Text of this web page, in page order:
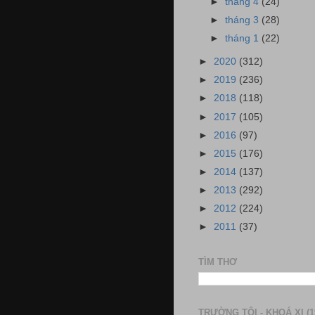
►tháng 3 (28)
►tháng 1 (22)
► 2020 (312)
► 2019 (236)
► 2018 (118)
► 2017 (105)
► 2016 (97)
► 2015 (176)
► 2014 (137)
► 2013 (292)
► 2012 (224)
► 2011 (37)
TÌM THƠ
TRƯỜNG TÔI - KHOÁ XI